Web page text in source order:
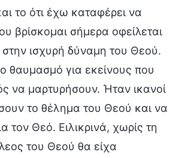
το ότι έχω καταφέρει να
βρίσκομαι σήμερα οφείλεται
στην ισχυρή δύναμη του Θεού.
θαυμασμό για εκείνους που
να μαρτυρήσουν. Ήταν ικανοί
το θέλημα του Θεού και να
τον Θεό. Ειλικρινά, χωρίς τη
του Θεού θα είχα